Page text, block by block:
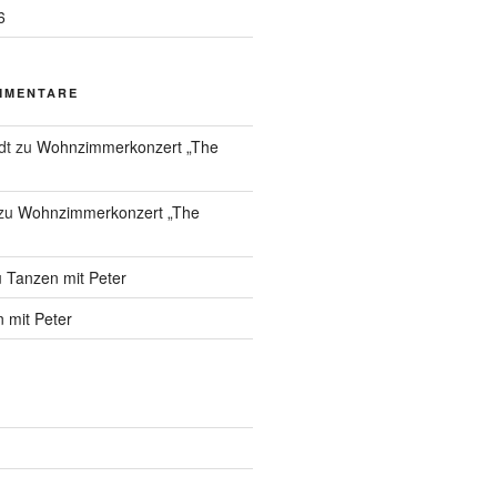
zu Wohnzimmerkonzert „The
Wohnzimmerkonzert „The
Tanzen mit Peter
mit Peter